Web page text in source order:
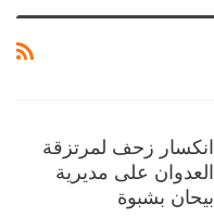
انكسار زحف لمرتزقة
العدوان على مديرية
بيحان بشبوة